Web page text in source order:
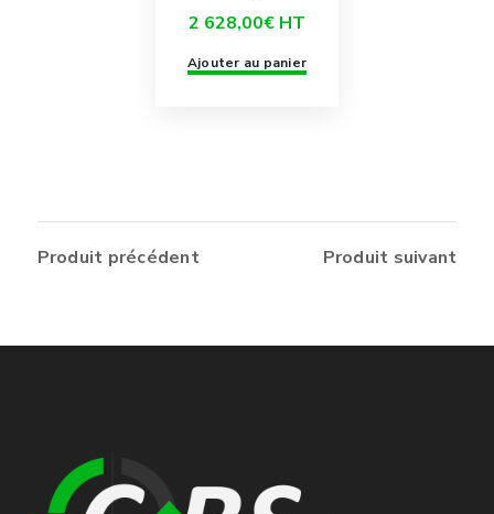
2 628,00€ HT
Ajouter au panier
Produit précédent Produit suivant